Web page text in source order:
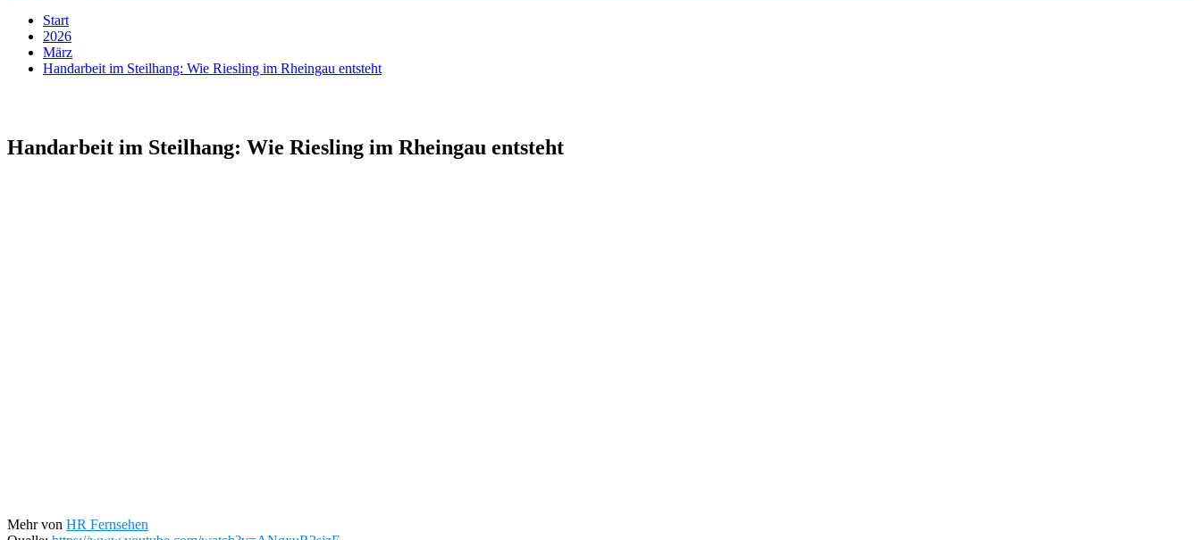
Start
2026
März
Handarbeit im Steilhang: Wie Riesling im Rheingau entsteht
Handarbeit im Steilhang: Wie Riesling im Rheingau entsteht
Mehr von HR Fernsehen